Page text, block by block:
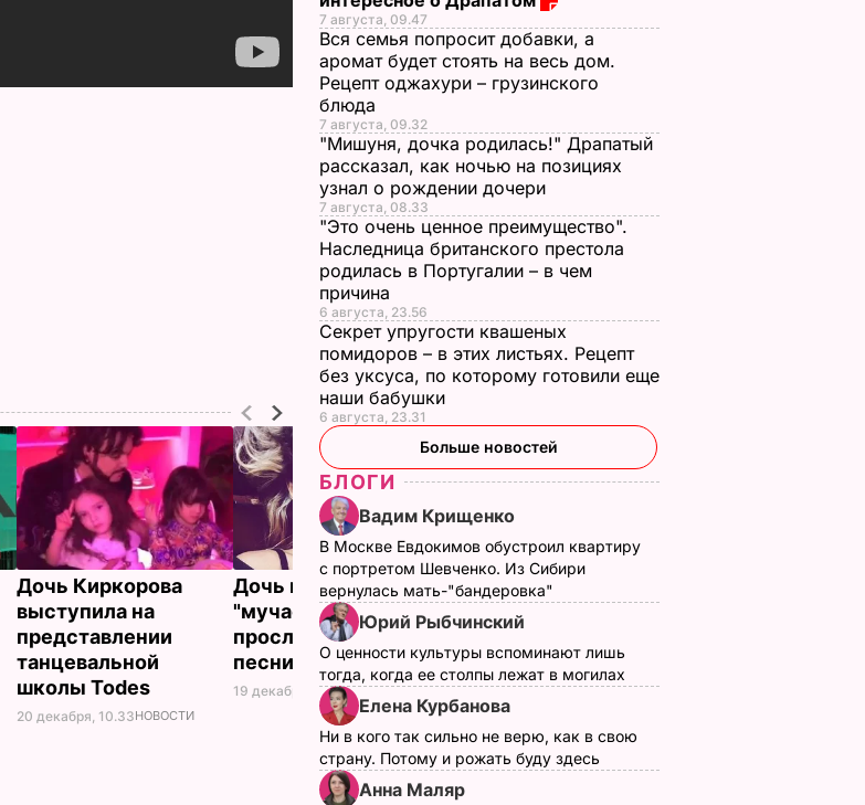
Дочь Киркорова
выступила на
представлении
танцевальной
школы Todes
20 декабря, 10.33НОВОСТИ
Дочь певицы Loboda
"мучает" маму
прослушиваниями ее
песни "Твои глаза"
19 декабря, 17.18НОВОСТИ
Дочь Пескова:
Родители обращали
как жалко
выглядели русские,
пытающиеся на
пальцах объяснить,
что им нужно
15 декабря, 14.00
7 августа, 09.47
Вся семья попросит добавки, а
аромат будет стоять на весь дом.
Рецепт оджахури – грузинского
блюда
7 августа, 09.32
"Мишуня, дочка родилась!" Драпатый
рассказал, как ночью на позициях
узнал о рождении дочери
7 августа, 08.33
"Это очень ценное преимущество".
Наследница британского престола
родилась в Португалии – в чем
причина
6 августа, 23.56
Секрет упругости квашеных
помидоров – в этих листьях. Рецепт
без уксуса, по которому готовили еще
наши бабушки
6 августа, 23.31
Больше новостей
БЛОГИ
Вадим Крищенко
В Москве Евдокимов обустроил квартиру
с портретом Шевченко. Из Сибири
вернулась мать-"бандеровка"
Юрий Рыбчинский
О ценности культуры вспоминают лишь
тогда, когда ее столпы лежат в могилах
Елена Курбанова
Ни в кого так сильно не верю, как в свою
страну. Потому и рожать буду здесь
Анна Маляр